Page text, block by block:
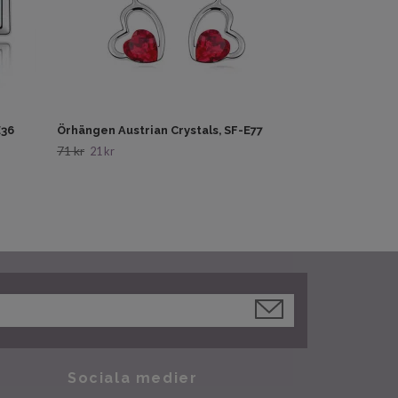
Örhängen Austrian Crystals, SF-E77
71 kr 21 kr
Sociala medier